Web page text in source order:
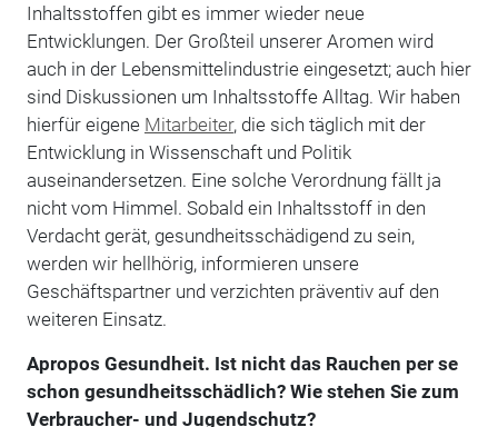
Inhaltsstoffen gibt es immer wieder neue
Entwicklungen. Der Großteil unserer Aromen wird
auch in der Lebensmittelindustrie eingesetzt; auch hier
sind Diskussionen um Inhaltsstoffe Alltag. Wir haben
hierfür eigene Mitarbeiter, die sich täglich mit der
Entwicklung in Wissenschaft und Politik
auseinandersetzen. Eine solche Verordnung fällt ja
nicht vom Himmel. Sobald ein Inhaltsstoff in den
Verdacht gerät, gesundheitsschädigend zu sein,
werden wir hellhörig, informieren unsere
Geschäftspartner und verzichten präventiv auf den
weiteren Einsatz.
Apropos Gesundheit. Ist nicht das Rauchen per se
schon gesundheitsschädlich? Wie stehen Sie zum
Verbraucher- und Jugendschutz?